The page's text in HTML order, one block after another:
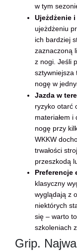
w tym
Ujeżdżenie
ujeżdżeniu
ich bardziej
zaznaczoną
z nogi. Jeśli
sztywniejsza
nogę w
Jazda w
ryzyko otarć
materiałem
nogę przy
WKKW
trwałości
przeszkodą
Preferencje
klasyczny
wyglądają z
niektórych
się – warto
szkoleniach
Grip.